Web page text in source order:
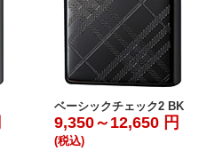
ベーシックチェック2 BK
9,350～12,650 円
(税込)